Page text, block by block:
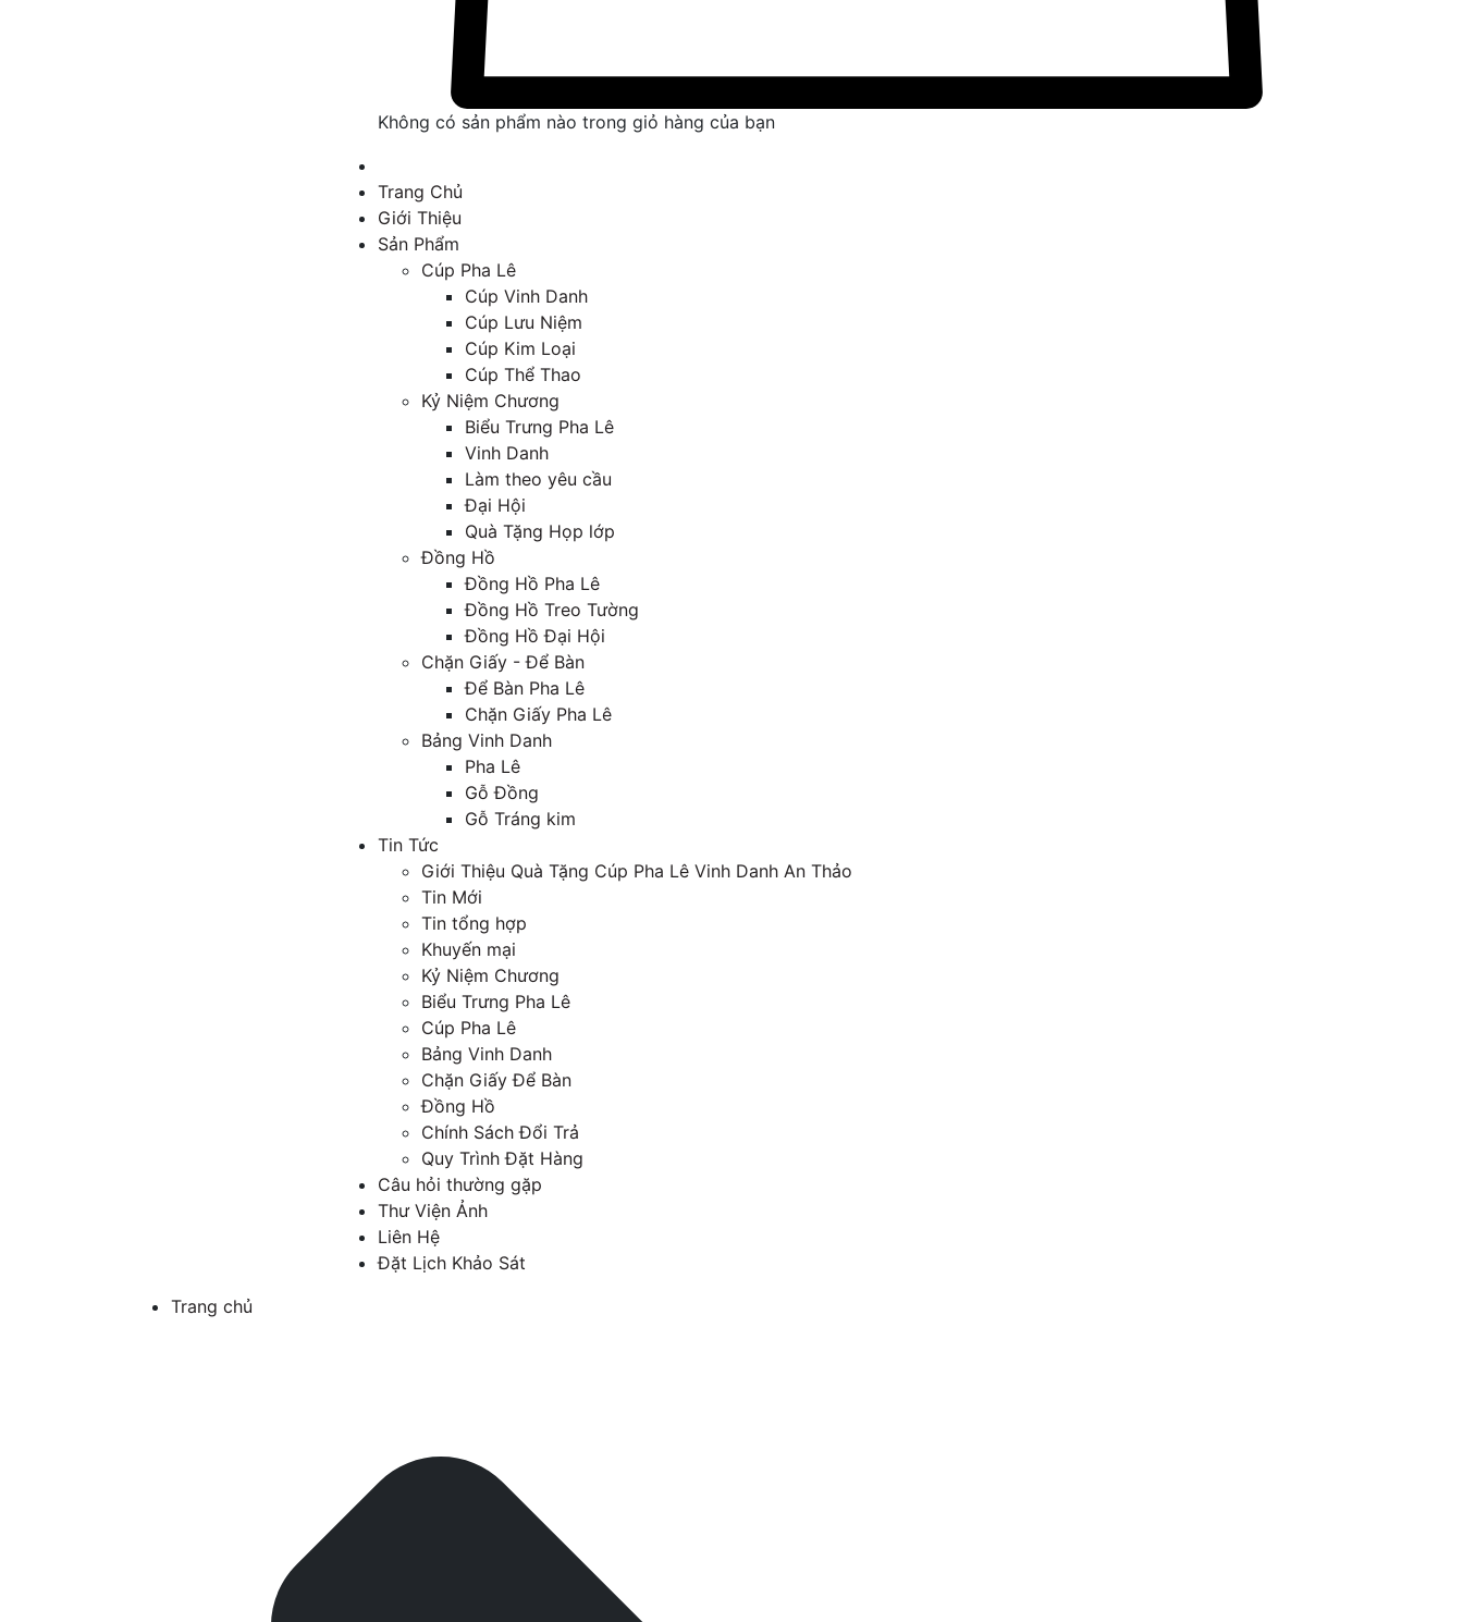
Không có sản phẩm nào trong giỏ hàng của bạn
Trang Chủ
Giới Thiệu
Sản Phẩm
Cúp Pha Lê
Cúp Vinh Danh
Cúp Lưu Niệm
Cúp Kim Loại
Cúp Thể Thao
Kỷ Niệm Chương
Biểu Trưng Pha Lê
Vinh Danh
Làm theo yêu cầu
Đại Hội
Quà Tặng Họp lớp
Đồng Hồ
Đồng Hồ Pha Lê
Đồng Hồ Treo Tường
Đồng Hồ Đại Hội
Chặn Giấy - Để Bàn
Để Bàn Pha Lê
Chặn Giấy Pha Lê
Bảng Vinh Danh
Pha Lê
Gỗ Đồng
Gỗ Tráng kim
Tin Tức
Giới Thiệu Quà Tặng Cúp Pha Lê Vinh Danh An Thảo
Tin Mới
Tin tổng hợp
Khuyến mại
Kỷ Niệm Chương
Biểu Trưng Pha Lê
Cúp Pha Lê
Bảng Vinh Danh
Chặn Giấy Để Bàn
Đồng Hồ
Chính Sách Đổi Trả
Quy Trình Đặt Hàng
Câu hỏi thường gặp
Thư Viện Ảnh
Liên Hệ
Đặt Lịch Khảo Sát
Trang chủ